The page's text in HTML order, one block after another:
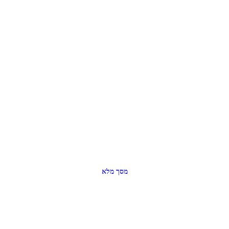
מסך מלא